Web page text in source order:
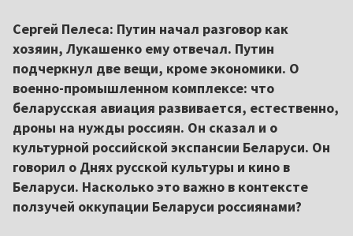
Сергей Пелеса: Путин начал разговор как
хозяин, Лукашенко ему отвечал. Путин
подчеркнул две вещи, кроме экономики. О
военно-промышленном комплексе: что
беларусская авиация развивается, естественно,
дроны на нужды россиян. Он сказал и о
культурной российской экспансии Беларуси. Он
говорил о Днях русской культуры и кино в
Беларуси. Насколько это важно в контексте
ползучей оккупации Беларуси россиянами?